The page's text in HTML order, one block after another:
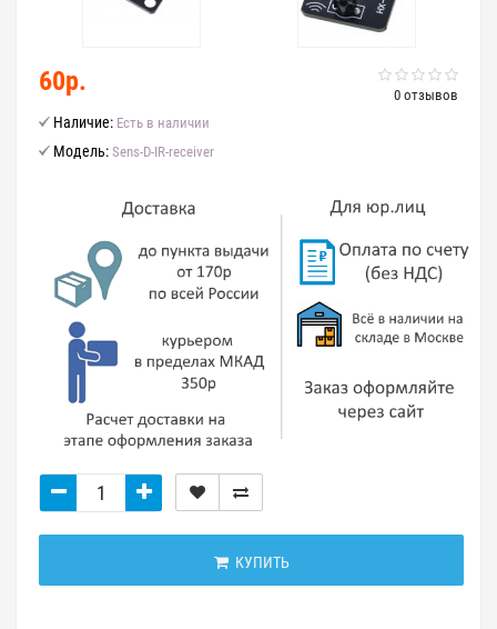
0 отзывов
60р.
Наличие: Есть в наличии
Модель: Sens-D-IR-receiver
КУПИТЬ